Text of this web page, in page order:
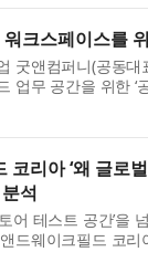
크스페이스를
굿앤컴퍼니(공동
업무 공간을 위한 ‘
니는 자사 브랜드
코리아 ‘왜 글로
석
어 테스트 공간’을
드웨이크필드 코
이후 정식 매장 및